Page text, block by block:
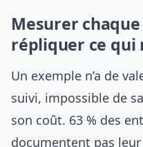
Mesurer
répliquer ce qui
Un exemple n’a de
suivi, impossible de
son coût. 63 % des
documentent pas